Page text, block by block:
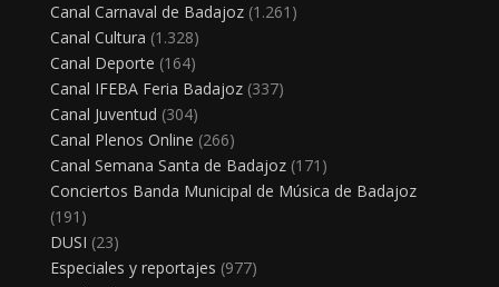
Canal Carnaval de Badajoz(1.261)
Canal Cultura (1.328)
Canal Deporte (164)
Canal IFEBA Feria Badajoz(337)
Canal Juventud (304)
Canal Plenos Online (266)
Canal Semana Santa de Badajoz(171)
Conciertos Banda Municipal de Música de Badajoz
(191)
DUSI (23)
Especiales y reportajes (977)